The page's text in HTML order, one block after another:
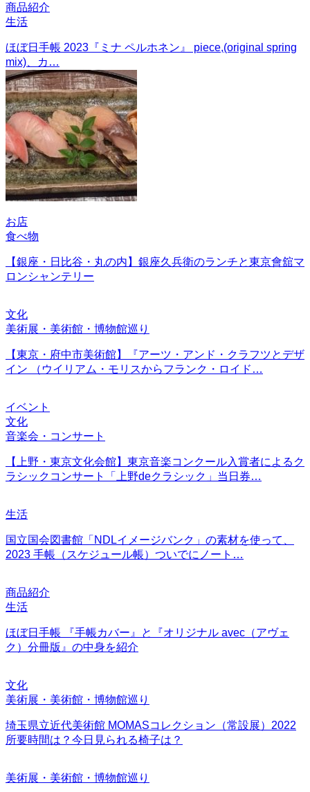
商品紹介
生活
ほぼ日手帳 2023『ミナ ペルホネン』 piece,(original spring
mix)、カ…
お店
食べ物
【銀座・日比谷・丸の内】銀座久兵衛のランチと東京會舘マ
ロンシャンテリー
文化
美術展・美術館・博物館巡り
【東京・府中市美術館】『アーツ・アンド・クラフツとデザ
イン （ウイリアム・モリスからフランク・ロイド…
イベント
文化
音楽会・コンサート
【上野・東京文化会館】東京音楽コンクール入賞者によるク
ラシックコンサート「上野deクラシック」当日券…
生活
国立国会図書館「NDLイメージバンク」の素材を使って、
2023 手帳（スケジュール帳）ついでにノート…
商品紹介
生活
ほぼ日手帳 『手帳カバー』と『オリジナル avec（アヴェ
ク）分冊版』の中身を紹介
文化
美術展・美術館・博物館巡り
埼玉県立近代美術館 MOMASコレクション（常設展）2022
所要時間は？今日見られる椅子は？
美術展・美術館・博物館巡り